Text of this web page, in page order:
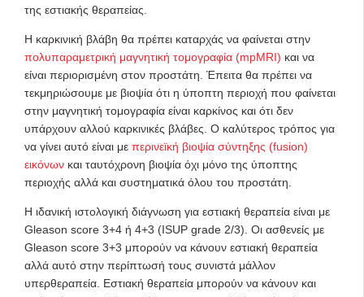
της εστιακής θεραπείας.
Η καρκινική βλάβη θα πρέπει καταρχάς να φαίνεται στην
πολυπαραμετρική μαγνητική τομογραφία (mpMRI) και να
είναι περιορισμένη στον προστάτη. Έπειτα θα πρέπει να
τεκμηριώσουμε με βιοψία ότι η ύποπτη περιοχή που φαίνεται
στην μαγνητική τομογραφία είναι καρκίνος και ότι δεν
υπάρχουν αλλού καρκινικές βλάβες. Ο καλύτερος τρόπος για
να γίνει αυτό είναι με περινεϊκή βιοψία σύντηξης (fusion)
εικόνων και ταυτόχρονη βιοψία όχι μόνο της ύποπτης
περιοχής αλλά και συστηματικά όλου του προστάτη.
Η ιδανική ιστολογική διάγνωση για εστιακή θεραπεία είναι με
Gleason score 3+4 ή 4+3 (ISUP grade 2/3). Οι ασθενείς με
Gleason score 3+3 μπορούν να κάνουν εστιακή θεραπεία
αλλά αυτό στην περίπτωσή τους συνιστά μάλλον
υπερθεραπεία. Εστιακή θεραπεία μπορούν να κάνουν και